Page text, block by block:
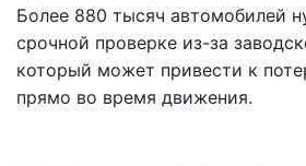
Более 880 тысяч автомобилей
срочной проверке из-за
который может привести к
прямо во время движения.